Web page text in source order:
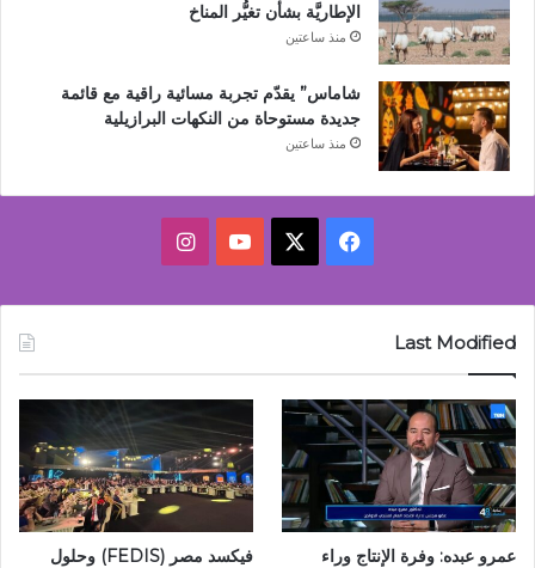
الإطاريَّة بشأن تغيُّر المناخ
منذ ساعتين
شاماس” يقدّم تجربة مسائية راقية مع قائمة
جديدة مستوحاة من النكهات البرازيلية
منذ ساعتين
فيسبوك ‫YouTubeانستقرام
Last Modified
عمرو عبده: وفرة الإنتاج وراء
فيكسد مصر (FEDIS) وحلول